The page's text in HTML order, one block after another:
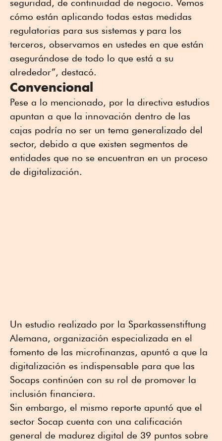
seguridad, de continuidad de negocio. Vemos
cómo están aplicando todas estas medidas
regulatorias para sus sistemas y para los
terceros, observamos en ustedes en que están
asegurándose de todo lo que está a su
alrededor”, destacó.
Convencional
Pese a lo mencionado, por la directiva estudios
apuntan a que la innovación dentro de las
cajas podría no ser un tema generalizado del
sector, debido a que existen segmentos de
entidades que no se encuentran en un proceso
de digitalización.
Un estudio realizado por la Sparkassenstiftung
Alemana, organización especializada en el
fomento de las microfinanzas, apuntó a que la
digitalización es indispensable para que las
Socaps continúen con su rol de promover la
inclusión financiera.
Sin embargo, el mismo reporte apuntó que el
sector Socap cuenta con una calificación
general de madurez digital de 39 puntos sobre